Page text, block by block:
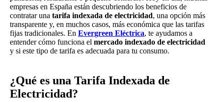
empresas en España están descubriendo los beneficios de
contratar una tarifa indexada de electricidad, una opción más
transparente y, en muchos casos, más económica que las tarifas
fijas tradicionales. En Evergreen Eléctrica, te ayudamos a
entender cómo funciona el mercado indexado de electricidad
y si este tipo de tarifa es adecuada para tu consumo.
¿Qué es una Tarifa Indexada de
Electricidad?